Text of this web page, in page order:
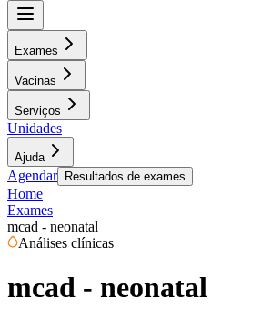
Exames
Vacinas
Serviços
Unidades
Ajuda
Agendar Resultados de exames
Home
Exames
mcad - neonatal
Análises clínicas
mcad - neonatal